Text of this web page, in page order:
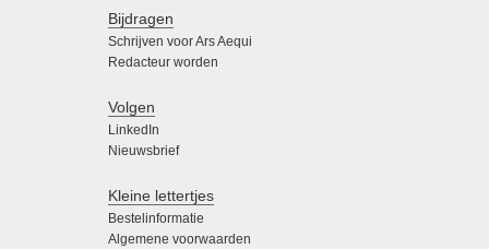
Bijdragen
Schrijven voor Ars Aequi
Redacteur worden
Volgen
LinkedIn
Nieuwsbrief
Kleine lettertjes
Bestelinformatie
Algemene voorwaarden